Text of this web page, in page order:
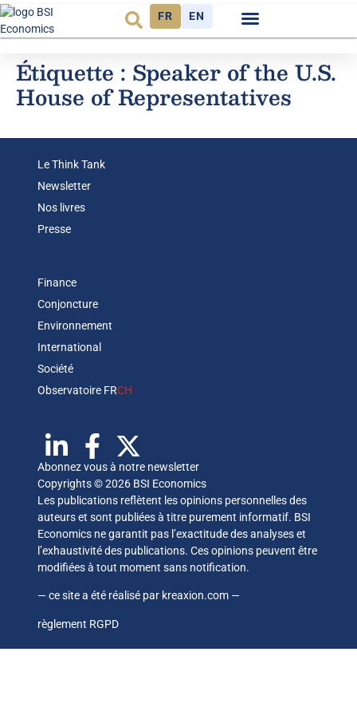
FR EN
Étiquette : Speaker of the U.S.
House of Representatives
Le Think Tank
Newsletter
Nos livres
Presse
Finance
Conjoncture
Environnement
International
Société
Observatoire FRCH
Abonnez vous à notre newsletter
Copyrights © 2026 BSI Economics
Les publications reflètent les opinions personnelles des
auteurs et sont publiées à titre purement informatif. BSI
Economics ne garantit pas l’exactitude des analyses et
l’exhaustivité des publications. Ces opinions peuvent être
modifiées à tout moment sans notification.
— ce site a été réalisé par kreaxion.com —
règlement RGPD